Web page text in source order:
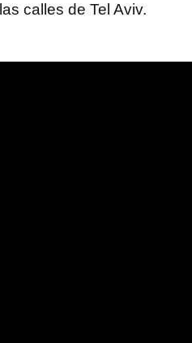
calles de Tel Aviv.